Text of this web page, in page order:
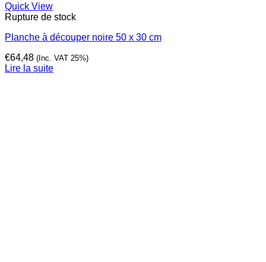
Quick View
Rupture de stock
Planche à découper noire 50 x 30 cm
€64,48 (Inc. VAT 25%)
Lire la suite